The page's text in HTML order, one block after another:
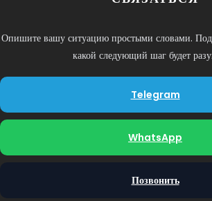
Опишите вашу ситуацию простыми словами.
какой следующий шаг будет
Telegram
WhatsApp
Позвонить